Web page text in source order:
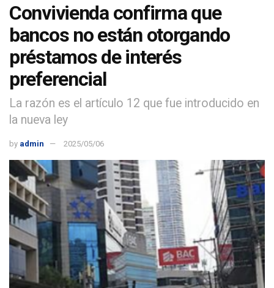
Convivienda confirma que
bancos no están otorgando
préstamos de interés
preferencial
La razón es el artículo 12 que fue introducido en
la nueva ley
by admin 2025/05/06